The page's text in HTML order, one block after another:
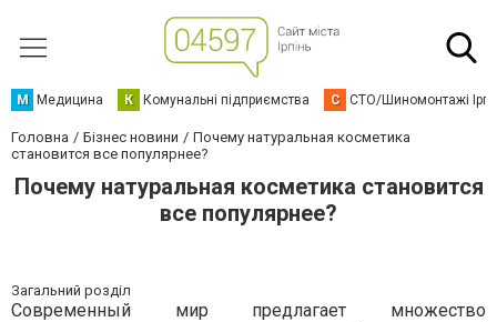
М Медицина К Комунальні підприємства С СТО/Шиномонтажі
Головна Бізнес новини
Почему натуральная косметика
становится все популярнее?
Почему натуральная косметика становится
все популярнее?
Загальний розділ
Современный мир предлагает множество